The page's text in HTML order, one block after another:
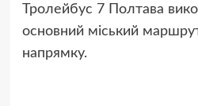
Тролейбус 7 Полтава
основний міський
напрямку.